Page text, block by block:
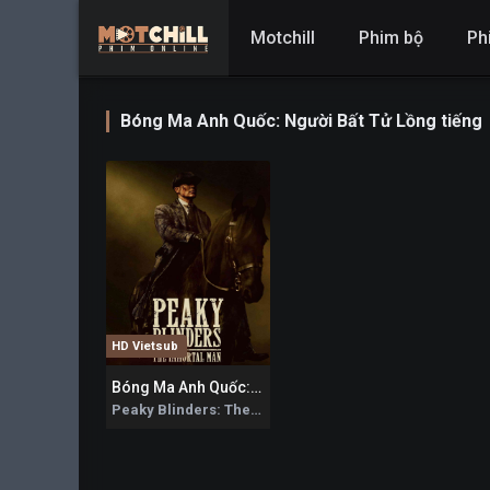
Motchill Phim bộ
Bóng Ma Anh Quốc: Người Bất Tử Lồng tiếng
HD Vietsub
7.9
Bóng Ma Anh Quốc: Người Bất Tử
Peaky Blinders: The Immortal Man 2026